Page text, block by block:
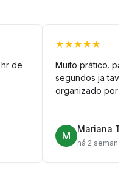
de
★★★★★
Muito prático.
segundos ja tava
organizado por
M
Mariana T.
há 2 semanas